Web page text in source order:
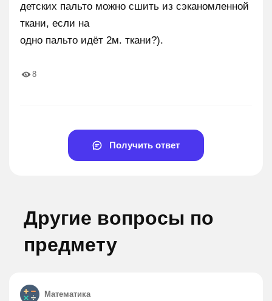
детских пальто можно сшить из сэканомленной
ткани, если на
одно пальто идёт 2м. ткани?).
8
Получить ответ
Другие вопросы по
предмету
Математика